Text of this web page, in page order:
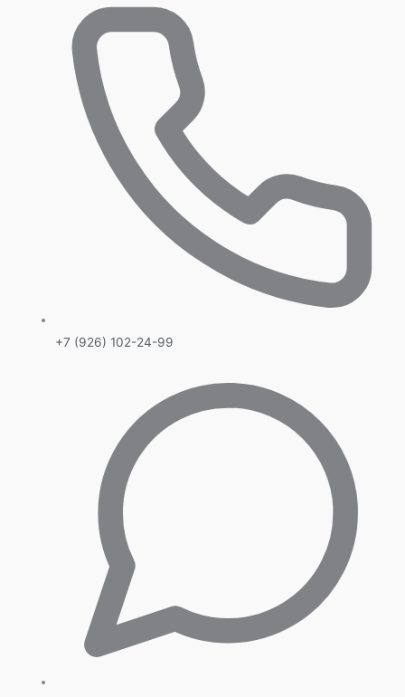
+7 (926) 102-24-99